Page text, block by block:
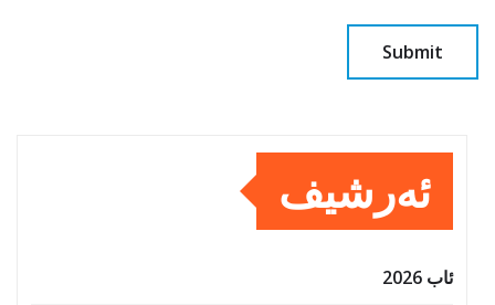
ئەرشیف
ئاب 2026